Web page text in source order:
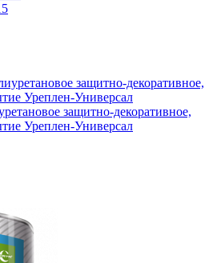
защитно-декоративное,
Уреплен-Универсал